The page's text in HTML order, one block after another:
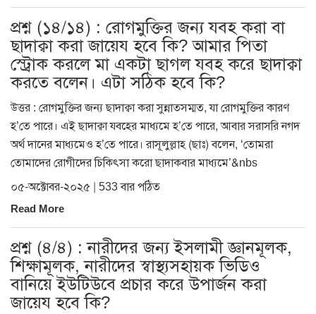
প্রশ্ন (১৪/১৪) : রোগমুক্তির জন্য যবহ করা বা
ছাদাক্বা করা জায়েয হবে কি? আমার পিতা
স্ট্রোক করলে মা একটা ছাগল যবহ করে ছাদাক্বা
করতে বলেন। এটা সঠিক হবে কি?
উত্তর : রোগমুক্তির জন্য ছাদাক্বা করা সুন্নাতসম্মত, যা রোগমুক্তির কারণ
হ’তে পারে। এই ছাদাক্বা যবহের মাধ্যমে হ’তে পারে, আবার সরাসরি নগদ
অর্থ দানের মাধ্যমেও হ’তে পারে। রাসূলুল্লাহ (ছাঃ) বলেন, ‘তোমরা
তোমাদের রোগীদের চিকিৎসা করো ছাদাকবার মাধ্যমে’&nbs
০৫-অক্টোবর-২০২৫ | 533 বার পঠিত
Read More
প্রশ্ন (৪/৪) : নারীদের জন্য ইসলামী জ্ঞানমূলক,
শিক্ষামূলক, নারীদের স্বাস্থ্যসহায়ক ভিডিও
বানিয়ে ইউটিউবে প্রচার করে উপার্জন করা
জায়েয হবে কি?